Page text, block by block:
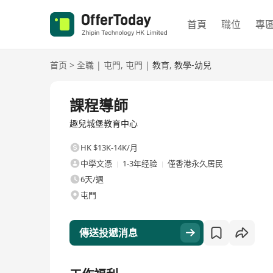
首頁 職位 專
首页 > 全職 | 屯門, 屯門 | 教育, 教學-幼兒
課程導師
趣兒城堡教育中心
HK $13K-14K/月
中學文憑
1-3年经验
僅香港永久居民
6天/週
屯門
傳送投遞消息